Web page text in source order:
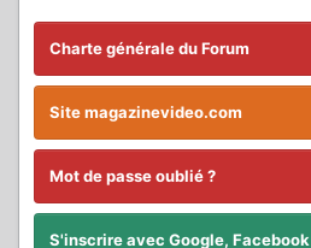
Charte générale du Forum
Site magazinevideo.com
Mot de passe oublié ?
S'inscrire avec Google, Facebook